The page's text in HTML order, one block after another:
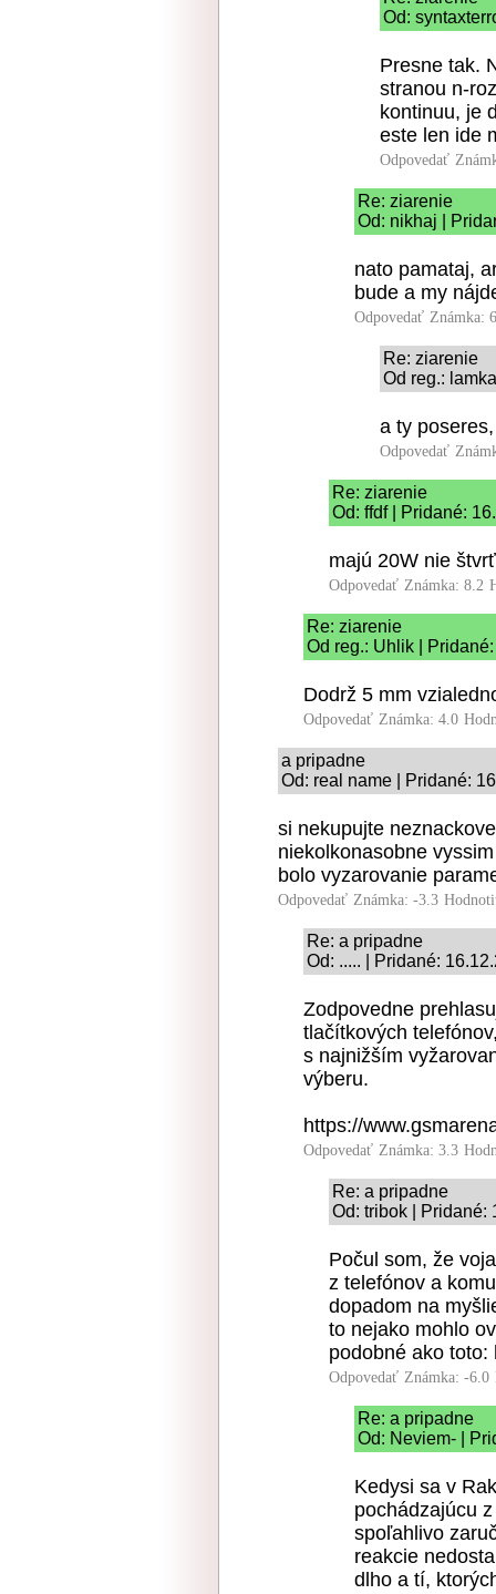
Od:
Presne tak.
stranou n-
kontinuu, je
este len ide
Odpovedať
Re: ziarenie
Od: nikhaj |
nato pamataj,
bude a my
Odpovedať Známka:
Re: ziarenie
Od reg.:
a ty
Odpovedať
Re: ziarenie
Od: ffdf | Pridané:
majú 20W nie
Odpovedať Známka: 8.2
Re: ziarenie
Od reg.: Uhlik |
Dodrž 5 mm
Odpovedať Známka: 4.0
a pripadne
Od: real name | Pridané:
si nekupujte
niekolkonasobne
bolo vyzarovanie
Odpovedať Známka: -3.3
Re: a pripadne
Od: ..... | Pridané:
Zodpovedne
tlačítkových
s najnižším
výberu.
https://
Odpovedať Známka: 3.3
Re: a pripadne
Od: tribok | Pridané:
Počul som, že
z telefónov a
dopadom na
to nejako mohlo
podobné ako
Odpovedať Známka: -6.0
Re: a pripadne
Od: Neviem- |
Kedysi sa v
pochádzajúcu
spoľahlivo
reakcie
dlho a tí,